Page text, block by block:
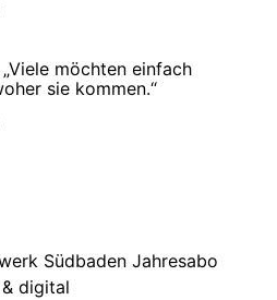
möchten einfach
sie kommen.“
Südbaden Jahresabo
digital